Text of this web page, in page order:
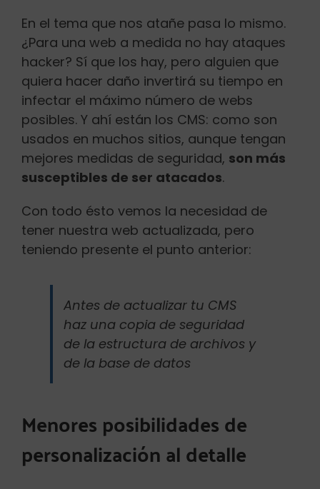
En el tema que nos atañe pasa lo mismo.
¿Para una web a medida no hay ataques
hacker? Sí que los hay, pero alguien que
quiera hacer daño invertirá su tiempo en
infectar el máximo número de webs
posibles. Y ahí están los CMS: como son
usados en muchos sitios, aunque tengan
mejores medidas de seguridad, son más
susceptibles de ser atacados.
Con todo ésto vemos la necesidad de
tener nuestra web actualizada, pero
teniendo presente el punto anterior:
Antes de actualizar tu CMS
haz una copia de seguridad
de la estructura de archivos y
de la base de datos
Menores posibilidades de
personalización al detalle